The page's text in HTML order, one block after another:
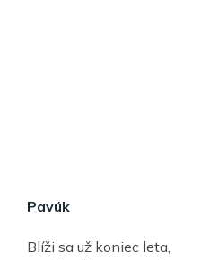
Pavúk
Blíži sa už koniec leta,